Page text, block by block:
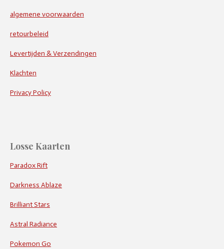
algemene voorwaarden
retourbeleid
Levertijden & Verzendingen
Klachten
Privacy Policy
Losse Kaarten
Paradox Rift
Darkness Ablaze
Brilliant Stars
Astral Radiance
Pokemon Go